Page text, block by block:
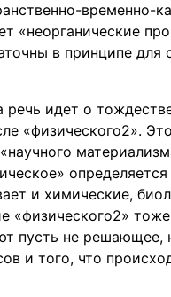
временно-
«неорганические
в принципе для
речь идет о
«физического2».
и химические,
«физического2»
пусть не решающее,
и того, что